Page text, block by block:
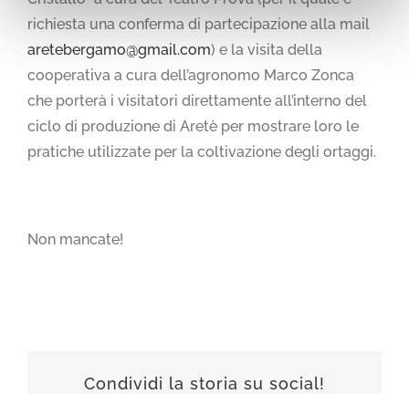
richiesta una conferma di partecipazione alla mail
aretebergamo@gmail.com) e la visita della
cooperativa a cura dell’agronomo Marco Zonca
che porterà i visitatori direttamente all’interno del
ciclo di produzione di Aretè per mostrare loro le
pratiche utilizzate per la coltivazione degli ortaggi.
Non mancate!
Condividi la storia su social!